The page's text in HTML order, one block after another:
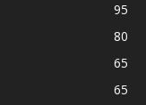
95
80
65
65